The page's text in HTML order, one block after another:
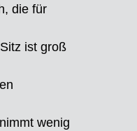
die für
ist groß
wenig